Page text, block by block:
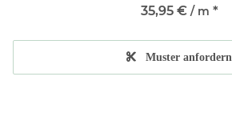
35,95 €/ m *
Muster anfordern